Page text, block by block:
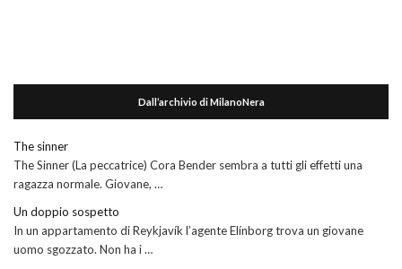
Dall’archivio di MilanoNera
The sinner
The Sinner (La peccatrice) Cora Bender sembra a tutti gli effetti una
ragazza normale. Giovane, …
Un doppio sospetto
In un appartamento di Reykjavík l’agente Elínborg trova un giovane
uomo sgozzato. Non ha i …